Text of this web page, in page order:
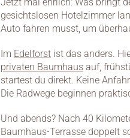
gesichtslosen Hotelzimmer
Auto fahren musst, um
Im Edelforst
privaten Baumhaus auf,
startest du direkt. Keine
Die Radwege beginnen
Und abends? Nach 40
Baumhaus-Terrasse doppelt